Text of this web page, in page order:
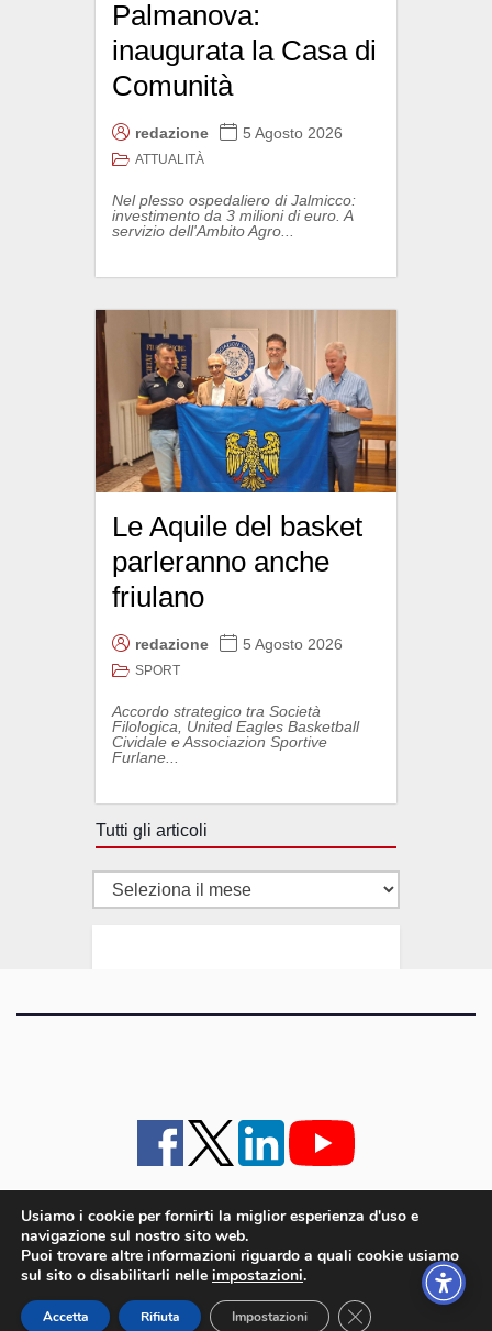
Palmanova:
inaugurata la Casa di
Comunità
redazione 5 Agosto 2026
ATTUALITÀ
Nel plesso ospedaliero di Jalmicco:
investimento da 3 milioni di euro. A
servizio dell'Ambito Agro...
Le Aquile del basket
parleranno anche
friulano
redazione 5 Agosto 2026
SPORT
Accordo strategico tra Società
Filologica, United Eagles Basketball
Cividale e Associazion Sportive
Furlane...
Tutti gli articoli
Tutti
iMagazine · contatti e staff · lavora con noi
Cookie policy UE
iMagazine è un marchio di proprietà di Goliardica Editrice redazione in via Aquileia 64a,
Bagnaria Arsa (UD) - P.iva 00559050315
Usiamo i cookie per fornirti la miglior esperienza d'uso e
navigazione sul nostro sito web.
Puoi trovare altre informazioni riguardo a quali cookie usiamo
sul sito o disabilitarli nelle impostazioni.
Accetta Rifiuta Impostazioni Close GDPR